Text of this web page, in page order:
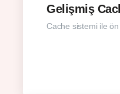
Gelişmiş
Cache sistemi ile ön